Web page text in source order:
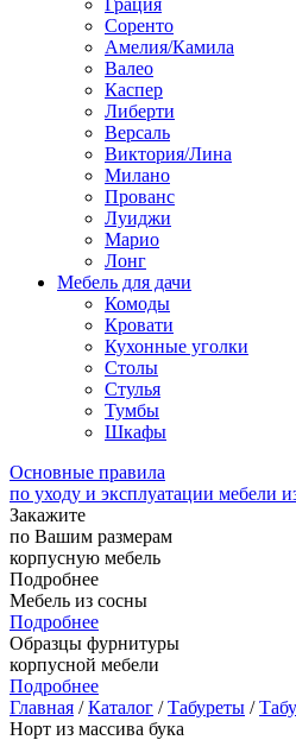
Грация
Соренто
Амелия/Камила
Валео
Каспер
Либерти
Версаль
Виктория/Лина
Милано
Прованс
Луиджи
Марио
Лонг
Мебель для дачи
Комоды
Кровати
Кухонные уголки
Столы
Стулья
Тумбы
Шкафы
Основные правила
по уходу и эксплуатации мебели
Закажите
по Вашим размерам
корпусную мебель
Подробнее
Мебель из сосны
Подробнее
Образцы фурнитуры
корпусной мебели
Подробнее
Главная /Каталог /Табуреты /
Норт из массива бука